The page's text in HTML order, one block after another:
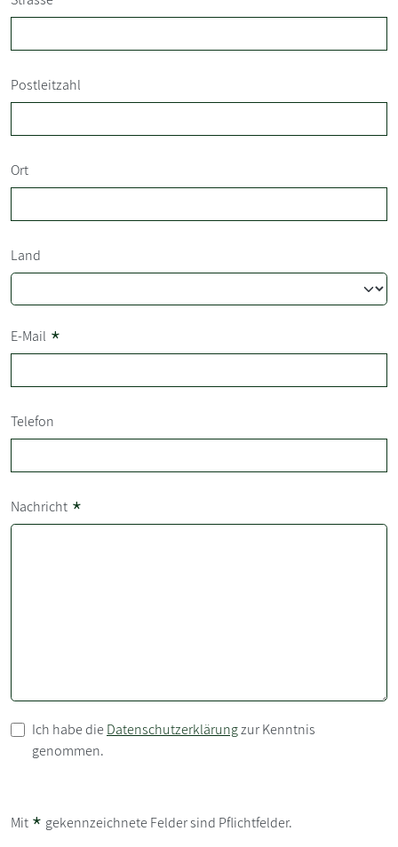
Postleitzahl
Ort
Land
E-Mail *
Telefon
Nachricht *
Ich habe dieDatenschutzerklärungzur Kenntnis
genommen.
Mit * gekennzeichnete Felder sind Pflichtfelder.